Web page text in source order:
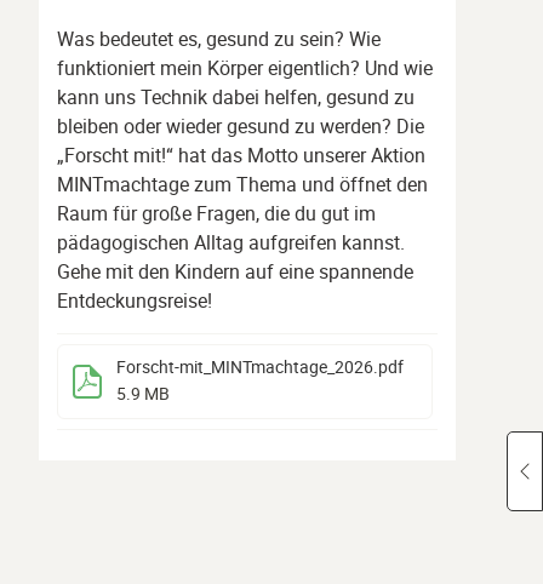
Was bedeutet es, gesund zu sein? Wie
funktioniert mein Körper eigentlich? Und wie
kann uns Technik dabei helfen, gesund zu
bleiben oder wieder gesund zu werden? Die
„Forscht mit!“ hat das Motto unserer Aktion
MINTmachtage zum Thema und öffnet den
Raum für große Fragen, die du gut im
pädagogischen Alltag aufgreifen kannst.
Gehe mit den Kindern auf eine spannende
Entdeckungsreise!
Forscht-mit_MINTmachtage_2026 .pdf
5.9 MB